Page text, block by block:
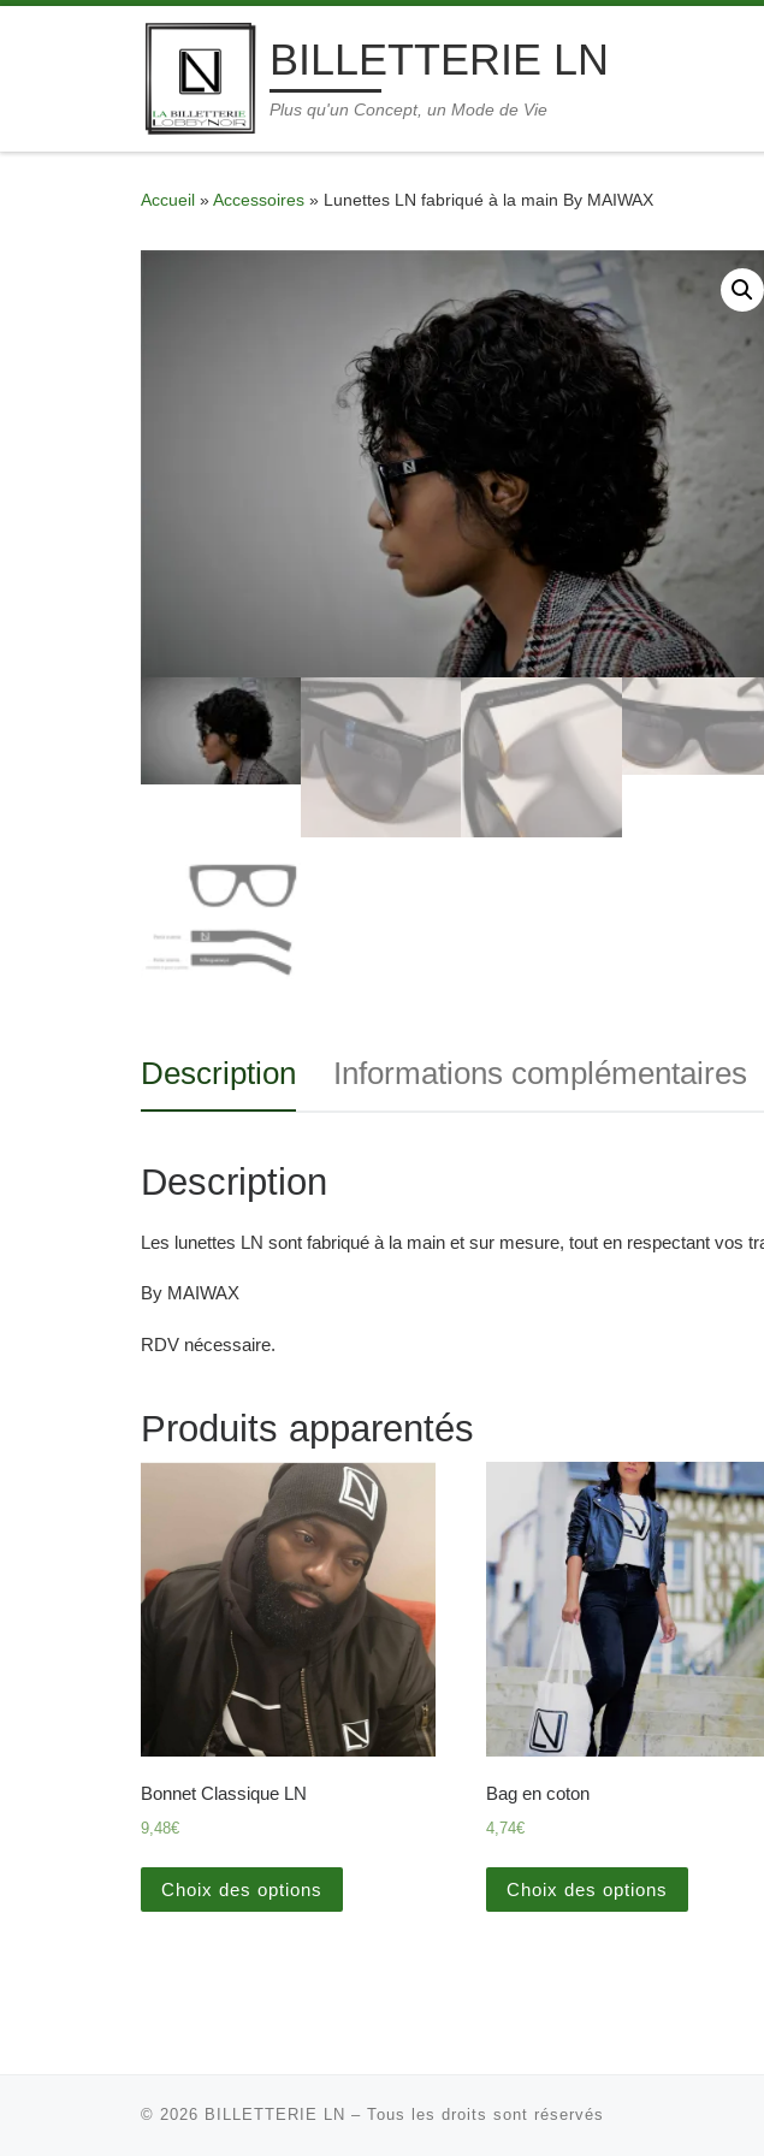
Skip to content
BILLETTERIE LN
Plus qu'un Concept, un Mode de Vie
Accueil »Accessoires » Lunettes LN fabriqué à la main By MAIWAX
Description Informations complémentaires
Description
Les lunettes LN sont fabriqué à la main et sur mesure, tout en respectant vos
By MAIWAX
RDV nécessaire.
Produits apparentés
Bonnet Classique LN
9,48€
Choix des options
Bag en coton
4,74€
Choix des options
© 2026 BILLETTERIE LN – Tous les droits sont réservés